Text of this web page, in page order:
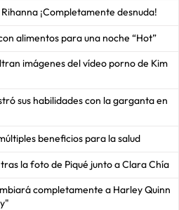
¡Completamente desnuda!
alimentos para una noche “Hot”
imágenes del vídeo porno de Kim
sus habilidades con la garganta en
beneficios para la salud
la foto de Piqué junto a Clara Chía
completamente a Harley Quinn